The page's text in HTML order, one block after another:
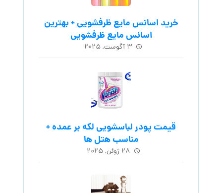
خرید اسانس مایع ظرفشویی + بهترین
اسانس مایع ظرفشویی
۳ آگوست, ۲۰۲۵
قیمت پودر لباسشویی لکه بر عمده +
مناسب هتل ها
۲۸ ژوئن, ۲۰۲۵